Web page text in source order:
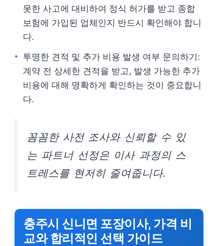
못한 사고에 대비하여 정식 허가를 받고 종합
보험에 가입된 업체인지 반드시 확인해야 합니
다.
투명한 견적 및 추가 비용 발생 여부 문의하기:
계약 전 상세한 견적을 받고, 발생 가능한 추가
비용에 대해 명확하게 확인하는 것이 중요합니
다.
꼼꼼한 사전 조사와 신뢰할 수 있
는 파트너 선정은 이사 과정의 스
트레스를 현저히 줄여줍니다.
충주시 신니면 포장이사, 가격 비
교와 합리적인 선택 가이드